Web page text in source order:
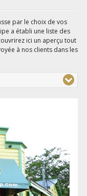
par le choix de vos
a établi une liste des
ici un aperçu tout
à nos clients dans les